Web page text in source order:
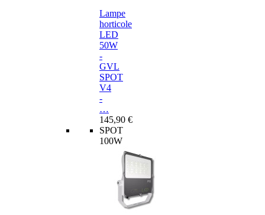
Lampe
horticole
LED
50W
-
GVL
SPOT
V4
-
…
145,90 €
SPOT
100W